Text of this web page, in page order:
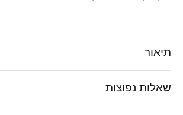
תיאור
שאלות נפוצות